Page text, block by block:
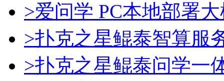
>爱问学 PC本地部署
>扑克之星鲲泰智算服
>扑克之星鲲泰问学一